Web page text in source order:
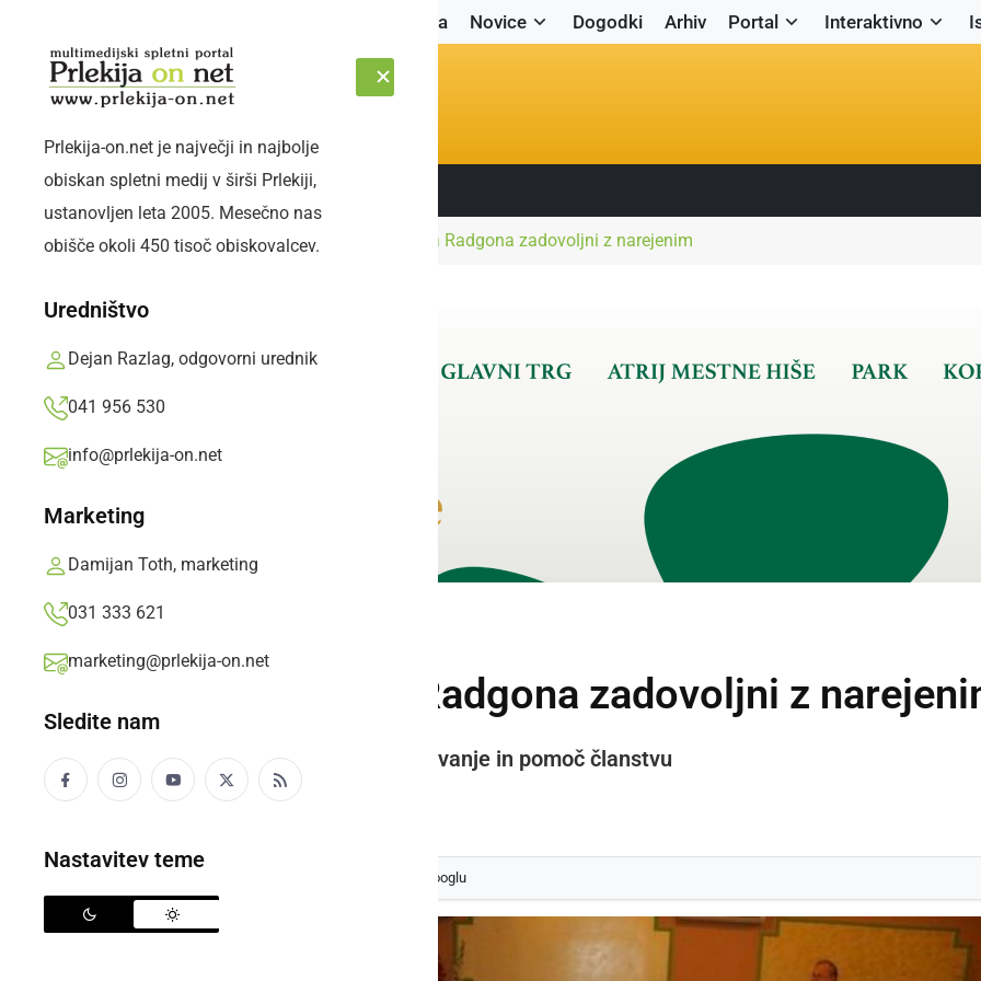
Naslovnica Novice Dogodki Arhiv Portal Interaktivno
SOBOTA, 8. AVGUST 2026 Sledite nam:
Prlekija-on.net je največji in najbolje
obiskan spletni medij v širši Prlekiji,
ustanovljen leta 2005. Mesečno nas
obišče okoli 450 tisoč obiskovalcev.
Uredništvo
Dejan Razlag, odgovorni urednik
041 956 530
info@prlekija-on.net
Marketing
Damijan Toth, marketing
031 333 621
marketing@prlekija-on.net
Sledite nam
Nastavitev teme
Naslovnica Gospodarstvo Na OOZ Gornja Radgona zadovoljni z narejenim
Na OOZ Gornja Radgona zadovoljni z
V ospredju izobraževanje, svetovanje in pomoč članstvu
Prlekija-on.net,sreda, 8. marec 2017 ob 09:47
kot svoj prednostni vir na Googlu